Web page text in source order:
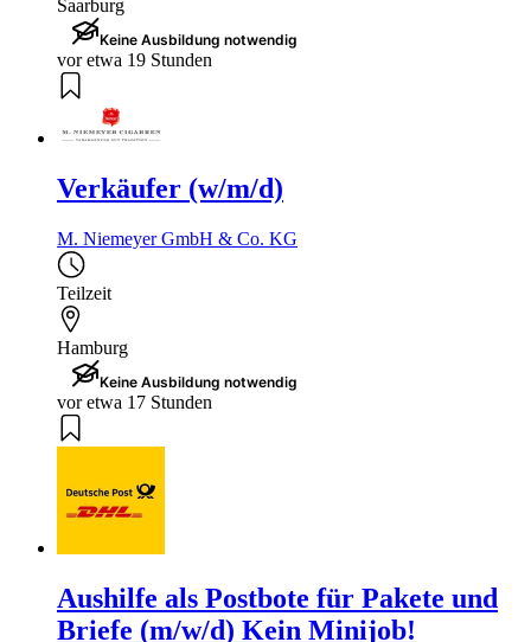
Saarburg
Keine Ausbildung notwendig
vor etwa 19 Stunden
Verkäufer (w/m/d)
M. Niemeyer GmbH & Co. KG
Teilzeit
Hamburg
Keine Ausbildung notwendig
vor etwa 17 Stunden
Aushilfe als Postbote für Pakete und
Briefe (m/w/d) Kein Minijob!